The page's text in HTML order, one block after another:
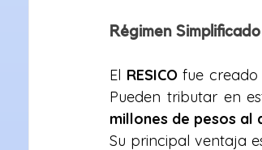
Régimen
El RESICO fue creado
Pueden tributar en
millones de pesos al
Su principal ventaja